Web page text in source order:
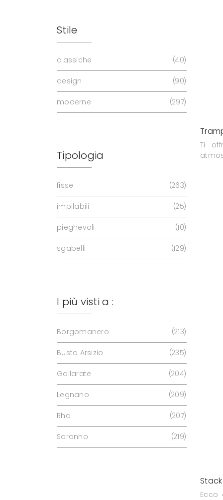
Ti
Stack
Ecco
Stile
classiche 40
design 90
moderne 297
Tipologia
fisse 263
impilabili 25
pieghevoli 10
sgabelli 129
I più visti a :
Borgomanero 213
Busto Arsizio 235
Gallarate 204
Legnano 209
Rho 207
Saronno 219